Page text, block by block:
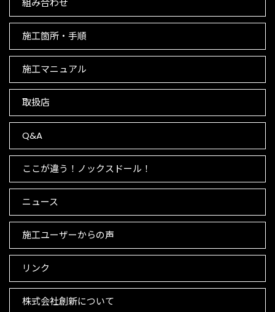
組み合わせ
施工箇所・手順
施工マニュアル
取扱店
Q&A
ここが違う！ノックスドール！
ニュース
施工ユーザーからの声
リンク
株式会社創新について